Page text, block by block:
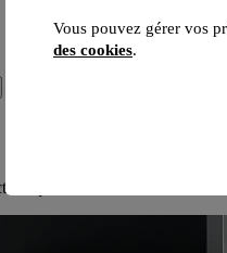
de ma maison avec un
Vous pouvez gérer vos
des cookies.